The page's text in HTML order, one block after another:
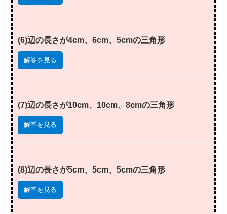
(6)辺の長さが4cm、6cm、5cmの三角形
解答を見る
(7)辺の長さが10cm、10cm、8cmの三角形
解答を見る
(8)辺の長さが5cm、5cm、5cmの三角形
解答を見る